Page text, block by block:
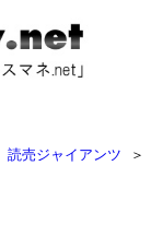
読売ジャイアンツ
＞